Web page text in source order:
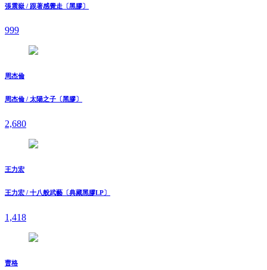
張震嶽 / 跟著感覺走〔黑膠〕
999
周杰倫
周杰倫 / 太陽之子〔黑膠〕
2,680
王力宏
王力宏 / 十八般武藝〔典藏黑膠LP〕
1,418
曹格